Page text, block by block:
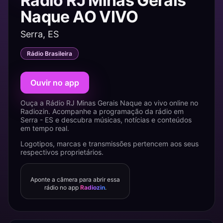
Naque AO VIVO
Serra, ES
Rádio Brasileira
Ouvir no app
Ouça a Rádio RJ Minas Gerais Naque ao vivo online no
Radiozin. Acompanhe a programação da rádio em
Serra - ES e descubra músicas, notícias e conteúdos
em tempo real.
Logotipos, marcas e transmissões pertencem aos seus
respectivos proprietários.
Aponte a câmera para abrir essa
rádio no app Radiozin.